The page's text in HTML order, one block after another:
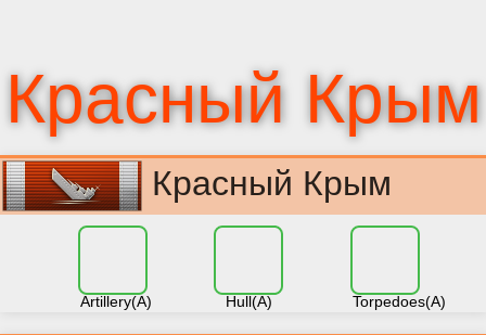
Красный Крым
Красный Крым
Artillery(A) Hull(A) Torpedoes(A)